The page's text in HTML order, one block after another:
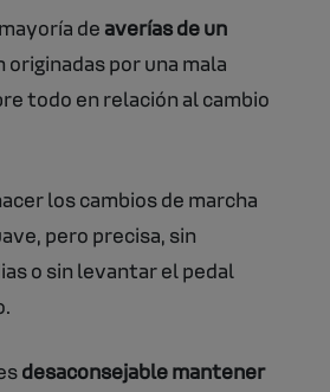
de averías de un
originadas por una mala
todo en relación al cambio
los cambios de marcha
pero precisa, sin
o sin levantar el pedal
desaconsejable mantener